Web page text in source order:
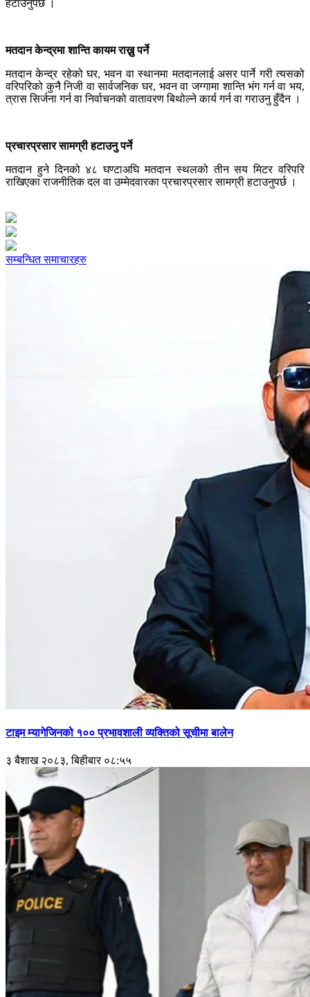
हटाउनुपर्छ ।
मतदान केन्द्रमा शान्ति कायम राख्नु पर्ने
मतदान केन्द्र रहेको घर, भवन वा स्थानमा मतदानलाई असर पार्ने गरी त्यसको
वरिपरिको कुनै निजी वा सार्वजनिक घर, भवन वा जग्गामा शान्ति भंग गर्न वा भय,
त्रास सिर्जना गर्न वा निर्वाचनको वातावरण बिथोल्ने कार्य गर्न वा गराउनु हुँदैन ।
प्रचारप्रसार सामग्री हटाउनु पर्ने
मतदान हुने दिनको ४८ घण्टाअघि मतदान स्थलको तीन सय मिटर वरिपरि
राखिएका राजनीतिक दल वा उम्मेदवारका प्रचारप्रसार सामग्री हटाउनुपर्छ ।
सम्बन्धित समाचारहरु
टाइम म्यागेजिनको १०० प्रभावशाली व्यक्तिको सूचीमा बालेन
३ बैशाख २०८३, बिहीबार ०८:५५